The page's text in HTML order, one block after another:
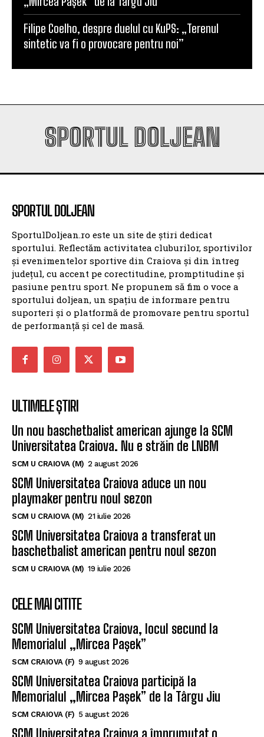
Filipe Coelho, despre duelul cu KuPS: „Terenul
sintetic va fi o provocare pentru noi”
SPORTUL DOLJEAN
SPORTUL DOLJEAN
SportulDoljean.ro este un site de știri dedicat
sportului. Reflectăm activitatea cluburilor, sportivilor
și evenimentelor sportive din Craiova și din întreg
județul, cu accent pe corectitudine, promptitudine și
pasiune pentru sport. Ne propunem să fim o voce a
sportului doljean, un spațiu de informare pentru
suporteri și o platformă de promovare pentru sportul
de performanță și cel de masă.
ULTIMELE ȘTIRI
Un nou baschetbalist american ajunge la SCM
Universitatea Craiova. Nu e străin de LNBM
SCM U CRAIOVA (M) 2 august 2026
SCM Universitatea Craiova aduce un nou
playmaker pentru noul sezon
SCM U CRAIOVA (M) 21 iulie 2026
SCM Universitatea Craiova a transferat un
baschetbalist american pentru noul sezon
SCM U CRAIOVA (M) 19 iulie 2026
CELE MAI CITITE
SCM Universitatea Craiova, locul secund la
Memorialul „Mircea Pașek”
SCM CRAIOVA (F) 9 august 2026
SCM Universitatea Craiova participă la
Memorialul „Mircea Pașek” de la Târgu Jiu
SCM CRAIOVA (F) 5 august 2026
SCM Universitatea Craiova a împrumutat o